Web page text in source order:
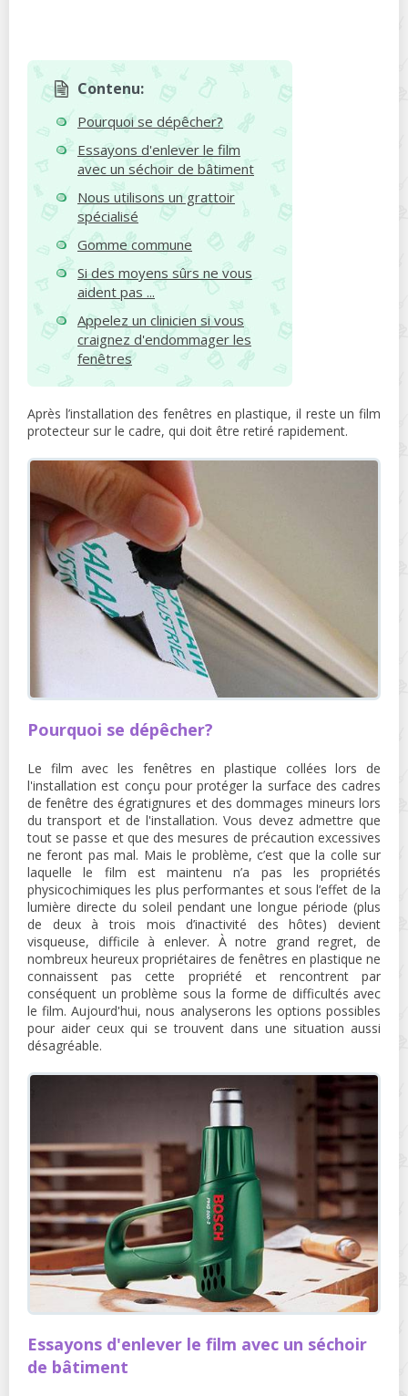
Contenu:
Pourquoi se dépêcher?
Essayons d'enlever le film
avec un séchoir de bâtiment
Nous utilisons un grattoir
spécialisé
Gomme commune
Si des moyens sûrs ne vous
aident pas ...
Appelez un clinicien si vous
craignez d'endommager les
fenêtres
Après l’installation des fenêtres en plastique, il reste un film
protecteur sur le cadre, qui doit être retiré rapidement.
Pourquoi se dépêcher?
Le film avec les fenêtres en plastique collées lors de
l'installation est conçu pour protéger la surface des cadres
de fenêtre des égratignures et des dommages mineurs lors
du transport et de l'installation. Vous devez admettre que
tout se passe et que des mesures de précaution excessives
ne feront pas mal. Mais le problème, c’est que la colle sur
laquelle le film est maintenu n’a pas les propriétés
physicochimiques les plus performantes et sous l’effet de la
lumière directe du soleil pendant une longue période (plus
de deux à trois mois d’inactivité des hôtes) devient
visqueuse, difficile à enlever. À notre grand regret, de
nombreux heureux propriétaires de fenêtres en plastique ne
connaissent pas cette propriété et rencontrent par
conséquent un problème sous la forme de difficultés avec
le film. Aujourd'hui, nous analyserons les options possibles
pour aider ceux qui se trouvent dans une situation aussi
désagréable.
Essayons d'enlever le film avec un séchoir
de bâtiment